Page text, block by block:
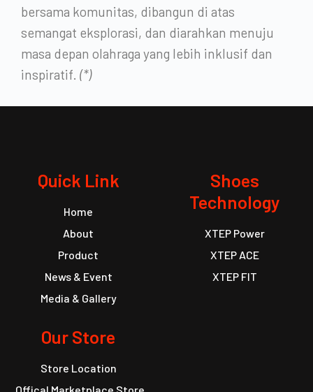
bersama komunitas, dibangun di atas
semangat eksplorasi, dan diarahkan menuju
masa depan olahraga yang lebih inklusif dan
inspiratif. (*)
Quick Link
Home
About
Product
News & Event
Media & Gallery
Shoes
Technology
XTEP Power
XTEP ACE
XTEP FIT
Our Store
Store Location